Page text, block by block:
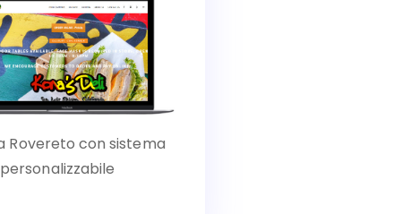
Rovereto con sistema